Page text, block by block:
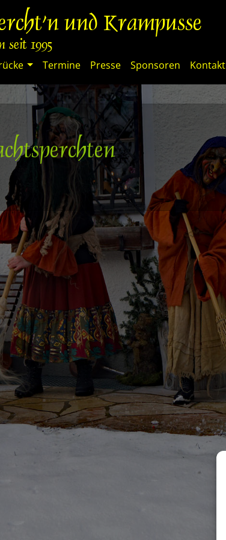
und Krampusse
seit 1995
Termine Presse Sponsoren Kontakt